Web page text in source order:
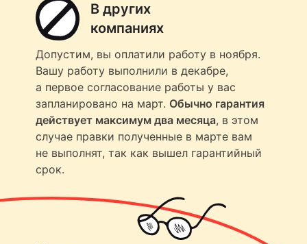
В других
компаниях
Допустим, вы оплатили работу в ноября.
Вашу работу выполнили в декабре,
а первое согласование работы у вас
запланировано на март. Обычно гарантия
действует максимум два месяца, в этом
случае правки полученные в марте вам
не выполнят, так как вышел гарантийный
срок.